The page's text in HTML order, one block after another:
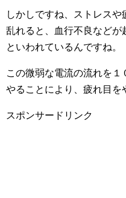
しかしですね、ストレス
乱れると、血行不良などが
といわれているんですね。
この微弱な電流の流れを
やることにより、疲れ目を
スポンサードリンク